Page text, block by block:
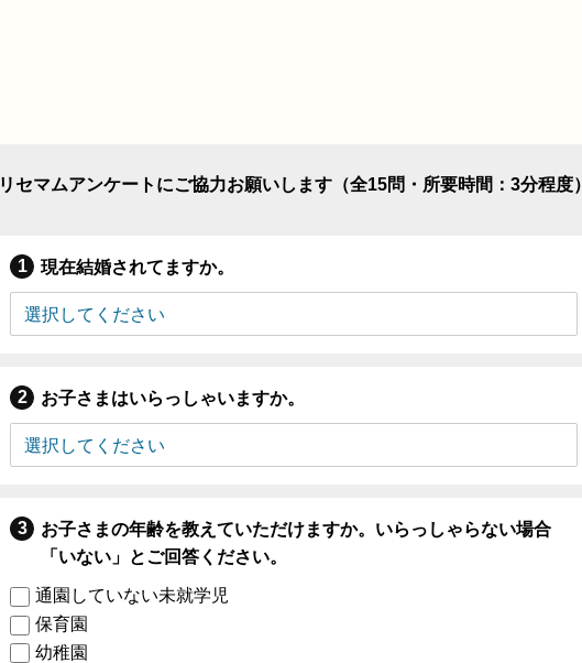
リセマムアンケートにご協力お願いします（全15問・所要時間：3分程度）
現在結婚されてますか。
お子さまはいらっしゃいますか。
お子さまの年齢を教えていただけますか。いらっしゃらない場合
「いない」とご回答ください。
通園していない未就学児
保育園
幼稚園